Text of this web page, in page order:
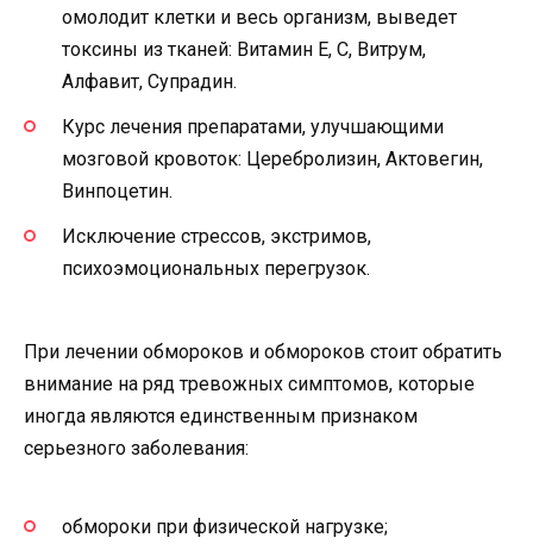
омолодит клетки и весь организм, выведет
токсины из тканей: Витамин Е, С, Витрум,
Алфавит, Супрадин.
Курс лечения препаратами, улучшающими
мозговой кровоток: Церебролизин, Актовегин,
Винпоцетин.
Исключение стрессов, экстримов,
психоэмоциональных перегрузок.
При лечении обмороков и обмороков стоит обратить
внимание на ряд тревожных симптомов, которые
иногда являются единственным признаком
серьезного заболевания:
обмороки при физической нагрузке;